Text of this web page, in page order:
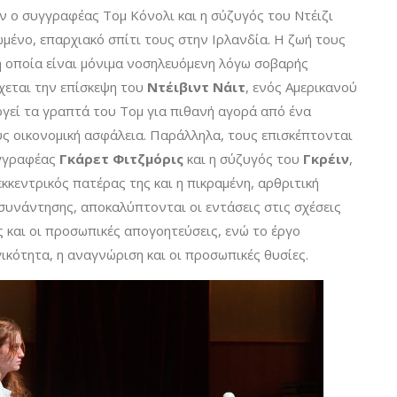
ο συγγραφέας Τομ Κόνολι και η σύζυγός του Ντέιζι
επαρχιακό σπίτι τους στην Ιρλανδία. Η ζωή τους
οποία είναι μόνιμα νοσηλευόμενη λόγω σοβαρής
την επίσκεψη του Ντέιβιντ Νάιτ, ενός Αμερικανού
τα γραπτά του Τομ για πιθανή αγορά από ένα
ασφάλεια. Παράλληλα, τους επισκέπτονται
Γκάρετ Φιτζμόρις και η σύζυγός του Γκρέιν,
πατέρας της και η πικραμένη, αρθριτική
αποκαλύπτονται οι εντάσεις στις σχέσεις
οι προσωπικές απογοητεύσεις, ενώ το έργο
η αναγνώριση και οι προσωπικές θυσίες.